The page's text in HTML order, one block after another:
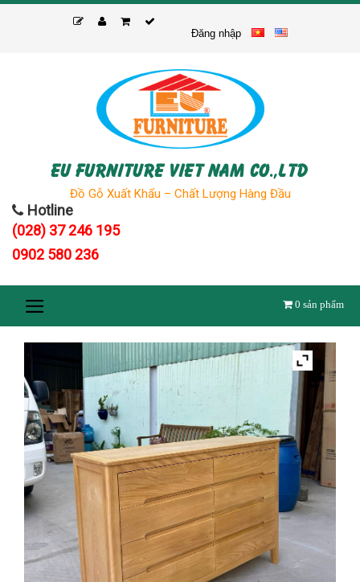
Skip
Đăng nhập
EU FURNITURE VIET NAM CO.,LTD
Đồ Gỗ Xuất Khẩu – Chất Lượng Hàng Đầu
Hotline
(028) 37 246 195
0902 580 236
0 sản phẩm